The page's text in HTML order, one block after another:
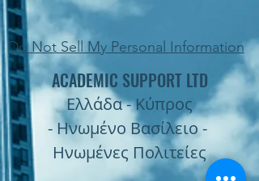
Do Not Sell My Personal Information
ACADEMIC SUPPORT LTD
Ελλάδα - Κύπρος
- Ηνωμένο Βασίλειο -
Ηνωμένες Πολιτείες